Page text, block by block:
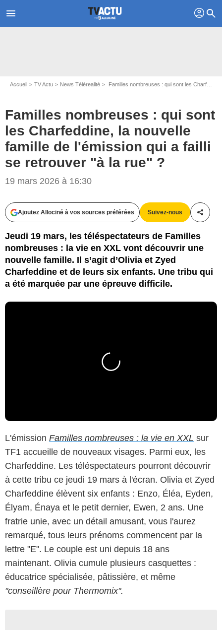
menu profil search
Accueil TV Actu News Télérealité Familles nombreuses : qui sont les Charfeddine, la nouvelle famille de l'émission qui a failli se retrouver "à la rue" ?
Familles nombreuses : qui sont
les Charfeddine, la nouvelle
famille de l'émission qui a failli
se retrouver "à la rue" ?
19 mars 2026 à 16:30
Ajoutez Allociné à vos sources préférées Suivez-nous
Jeudi 19 mars, les téléspectateurs de Familles
nombreuses : la vie en XXL vont découvrir une
nouvelle famille. Il s’agit d’Olivia et Zyed
Charfeddine et de leurs six enfants. Une tribu qui
a été marquée par une épreuve difficile.
L'émission Familles nombreuses : la vie en XXL sur
TF1 accueille de nouveaux visages. Parmi eux, les
Charfeddine. Les téléspectateurs pourront découvrir
à cette tribu ce jeudi 19 mars à l'écran. Olivia et Zyed
Charfeddine élèvent six enfants : Enzo, Éléa, Eyden,
Élyam, Énaya et le petit dernier, Ewen, 2 ans. Une
fratrie unie, avec un détail amusant, vous l'aurez
remarqué, tous leurs prénoms commencent par la
lettre "E". Le couple est uni depuis 18 ans
maintenant. Olivia cumule plusieurs casquettes :
éducatrice spécialisée, pâtissière, et même
"conseillère pour Thermomix".